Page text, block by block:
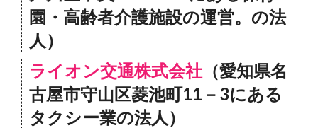
園・高齢者介護施設の運営。の法
人）
ライオン交通株式会社 （愛知県名
古屋市守山区菱池町11－3にある
タクシー業の法人）